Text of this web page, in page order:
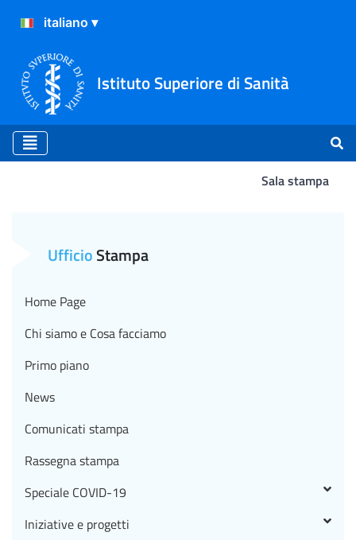
Istituto Superiore di Sanità
Sala stampa
UfficioStampa
Home Page
Chi siamo e Cosa facciamo
Primo piano
News
Comunicati stampa
Rassegna stampa
Speciale COVID-19
Iniziative e progetti